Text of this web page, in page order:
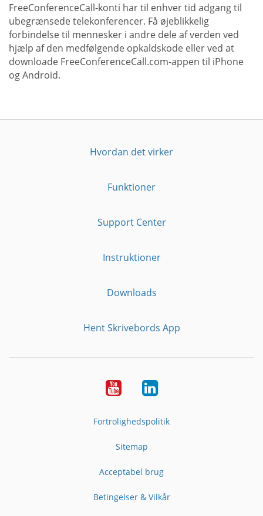
FreeConferenceCall-konti har til enhver tid adgang til
ubegrænsede telekonferencer. Få øjeblikkelig
forbindelse til mennesker i andre dele af verden ved
hjælp af den medfølgende opkaldskode eller ved at
downloade FreeConferenceCall.com-appen til iPhone
og Android.
Hvordan det virker
Funktioner
Support Center
Instruktioner
Downloads
Hent Skrivebords App
YouTubeLinkedIn
Fortrolighedspolitik
Sitemap
Acceptabel brug
Betingelser & Vilkår